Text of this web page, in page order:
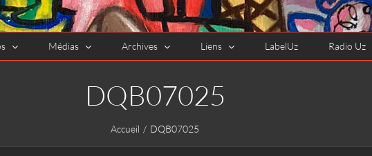
Médias Archives Liens LabelUz Radio Uz
DQB07025
Accueil DQB07025